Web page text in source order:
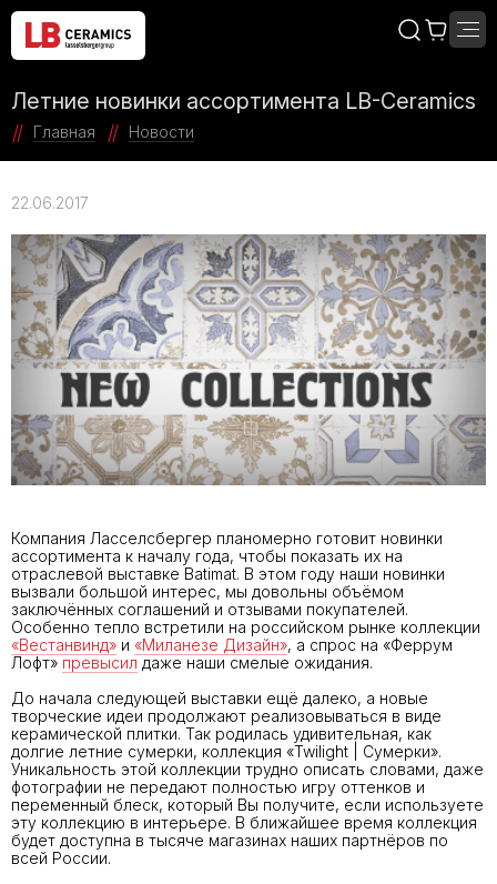
Летние новинки ассортимента LB-Ceramics
Главная Новости
22.06.2017
Компания Ласселсбергер планомерно готовит новинки
ассортимента к началу года, чтобы показать их на
отраслевой выставке Batimat. В этом году наши новинки
вызвали большой интерес, мы довольны объёмом
заключённых соглашений и отзывами покупателей.
Особенно тепло встретили на российском рынке коллекции
«Вестанвинд» и «Миланезе Дизайн», а спрос на «Феррум
Лофт» превысил даже наши смелые ожидания.
До начала следующей выставки ещё далеко, а новые
творческие идеи продолжают реализовываться в виде
керамической плитки. Так родилась удивительная, как
долгие летние сумерки, коллекция «Twilight | Сумерки».
Уникальность этой коллекции трудно описать словами, даже
фотографии не передают полностью игру оттенков и
переменный блеск, который Вы получите, если используете
эту коллекцию в интерьере. В ближайшее время коллекция
будет доступна в тысяче магазинах наших партнёров по
всей России.